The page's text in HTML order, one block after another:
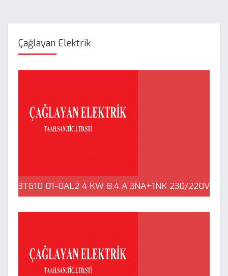
Çağlayan Elektrik
3TG10 01-0AL2 4 KW 8.4 A 3NA+1NK 230/220V